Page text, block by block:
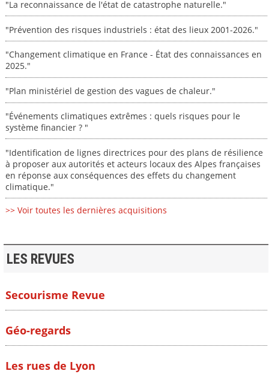
"La reconnaissance de l'état de catastrophe naturelle."
"Prévention des risques industriels : état des lieux 2001-2026."
"Changement climatique en France - État des connaissances en
2025."
"Plan ministériel de gestion des vagues de chaleur."
"Événements climatiques extrêmes : quels risques pour le
système financier ? "
"Identification de lignes directrices pour des plans de résilience
à proposer aux autorités et acteurs locaux des Alpes françaises
en réponse aux conséquences des effets du changement
climatique."
>> Voir toutes les dernières acquisitions
LES REVUES
Secourisme Revue
Géo-regards
Les rues de Lyon